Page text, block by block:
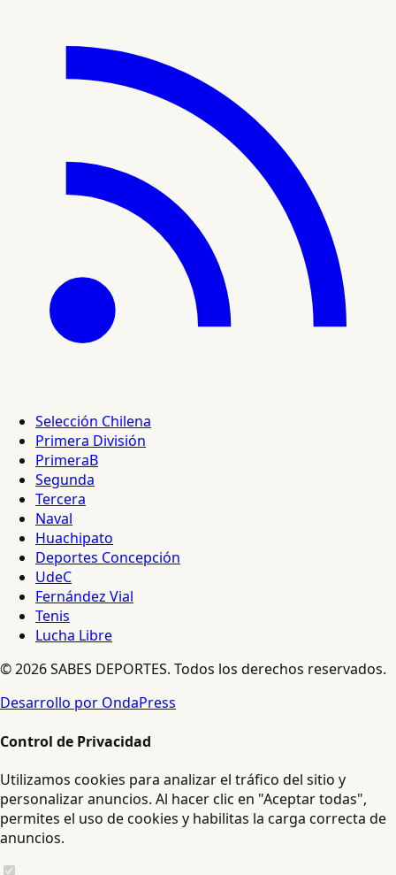
Selección Chilena
Primera División
PrimeraB
Segunda
Tercera
Naval
Huachipato
Deportes Concepción
UdeC
Fernández Vial
Tenis
Lucha Libre
© 2026 SABES DEPORTES. Todos los derechos reservados.
Desarrollo por OndaPress
Control de Privacidad
Utilizamos cookies para analizar el tráfico del sitio y
personalizar anuncios. Al hacer clic en "Aceptar todas",
permites el uso de cookies y habilitas la carga correcta de
anuncios.